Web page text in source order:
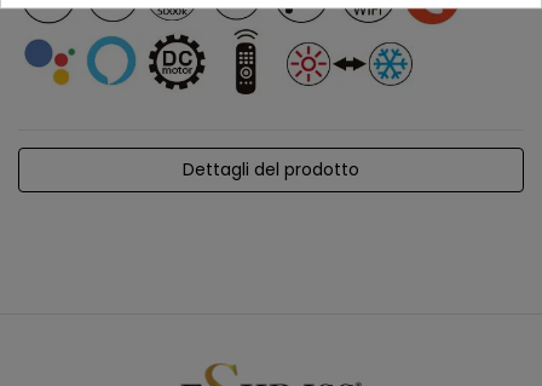
Dettagli del prodotto